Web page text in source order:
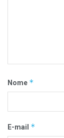
Nome *
E-mail *